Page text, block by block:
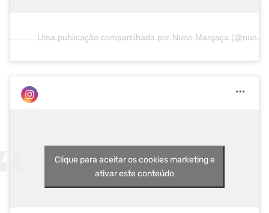
Clique para aceitar os cookies marketing e
ativar este conteúdo